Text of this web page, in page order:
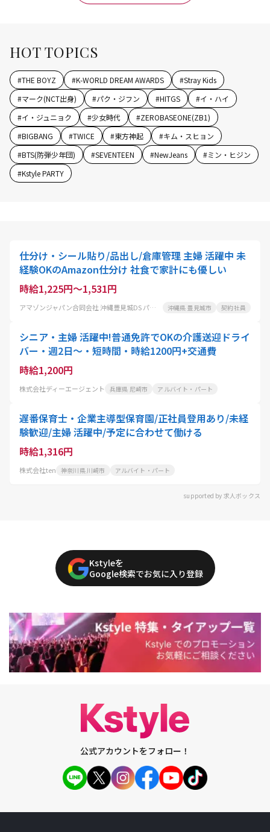
HOT TOPICS
#THE BOYZ #K-WORLD DREAM AWARDS #Stray Kids
#マーク(NCT出身) #パク・ジフン #HITGS #イ・ハイ
#イ・ジュニョク #少女時代 #ZEROBASEONE(ZB1)
#BIGBANG #TWICE #東方神起 #キム・スヒョン
#BTS(防弾少年団) #SEVENTEEN #NewJeans #ミン・ヒジン
#Kstyle PARTY
仕分け・シール貼り/品出し/倉庫管理 主婦 活躍中 未
経験OKのAmazon仕分け 社食で家計にも優しい
時給1,225円～1,531円
アマゾンジャパン合同会社 沖縄豊見城DS パートタイム 沖縄県 豊見城市 契約社員
シニア・主婦 活躍中!普通免許でOKの介護送迎ドライ
バー・週2日〜・短時間・時給1200円+交通費
時給1,200円
株式会社ディーエージェント 兵庫県 尼崎市 アルバイト・パート
遅番保育士・企業主導型保育園/正社員登用あり/未経
験歓迎/主婦 活躍中/予定に合わせて働ける
時給1,316円
株式会社ten 神奈川県 川崎市 アルバイト・パート
supported by 求人ボックス
Kstyleを
Google検索でお気に入り登録
公式アカウントをフォロー！